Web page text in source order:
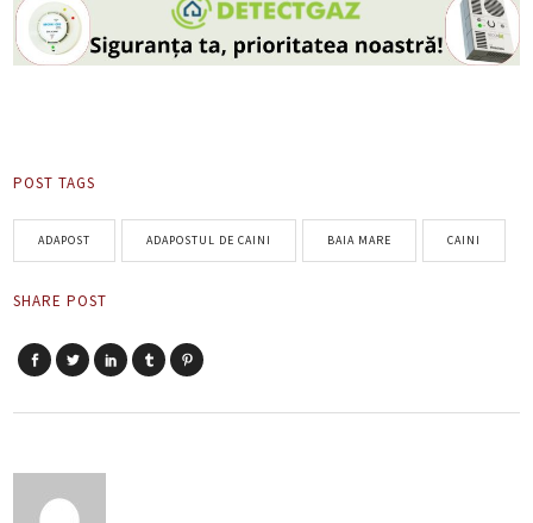
POST TAGS
ADAPOST ADAPOSTUL DE CAINI BAIA MARE CAINI
SHARE POST